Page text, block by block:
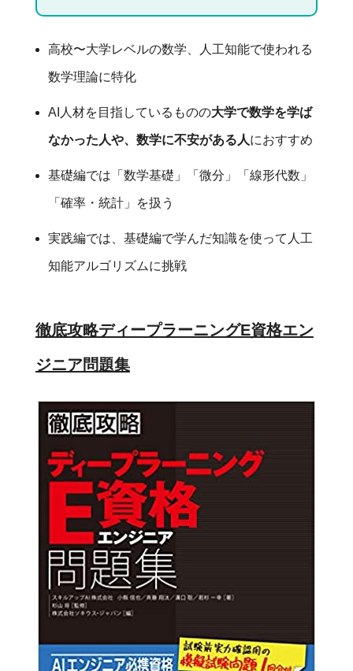
高校〜大学レベルの数学、人工知能で使われる
数学理論に特化
AI人材を目指しているものの大学で数学を学ば
なかった人や、数学に不安がある人におすすめ
基礎編では「数学基礎」「微分」「線形代数」
「確率・統計」を扱う
実践編では、基礎編で学んだ知識を使って人工
知能アルゴリズムに挑戦
徹底攻略ディープラーニングE資格エン
ジニア問題集